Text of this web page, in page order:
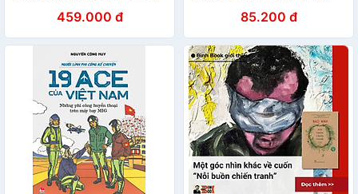
thế kỷ 17 – 19 – Bìa cứng –
Alastair Lamb – Thư viện
Nguyễn Văn Hưởng
459.000 đ
Vanlangbooks85.200 đ